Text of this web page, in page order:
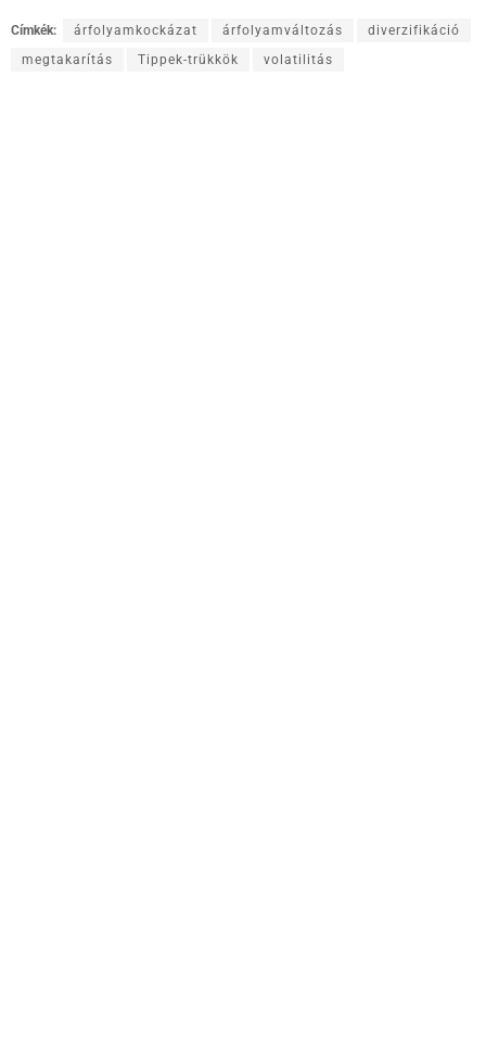
Címkék: árfolyamkockázat árfolyamváltozás
diverzifikáció
megtakarítás
Tippek-trükkök volatilitás